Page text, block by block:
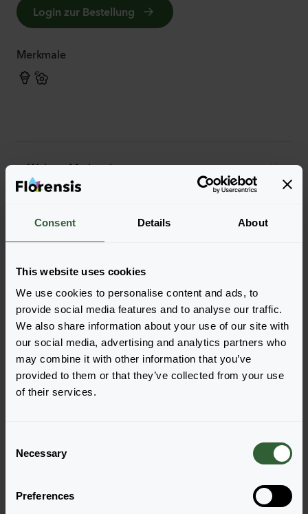
Consent Details About
This website uses cookies
We use cookies to personalise content and ads, to
provide social media features and to analyse our traffic.
We also share information about your use of our site with
our social media, advertising and analytics partners who
may combine it with other information that you’ve
provided to them or that they’ve collected from your use
of their services.
Necessary
Preferences
Login zur Bestellung
Merkmale
Weitere Merkmale
Weitere Informationen
Bestellen Sie die
Legen Sie die Artikel ganz einfach in Ihren Warenkorb,
indem Sie auf eine Produktform der gewünschten
Sorten klicken. Sobald Sie die Artikel hinzugefügt
haben, wird Ihr Warenkorb unten angezeigt.
Alle Verfügbarkeiten anzeigen